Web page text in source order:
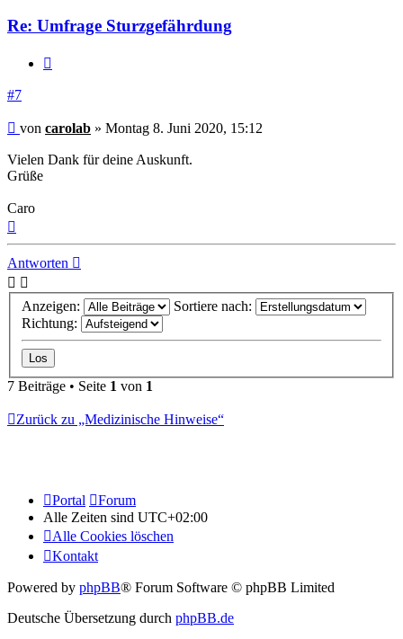
Re: Umfrage Sturzgefährdung
#7
Beitrag
von carolab » Montag 8. Juni 2020, 15:12
Vielen Dank für deine Auskunft.
Grüße
Caro
Antworten
Anzeigen:
Sortiere nach:
Richtung:
7 Beiträge • Seite 1 von 1
Zurück zu „Medizinische Hinweise“
Portal
Forum
Alle Zeiten sind UTC+02:00
Alle Cookies löschen
Kontakt
Powered by phpBB® Forum Software © phpBB Limited
Deutsche Übersetzung durch phpBB.de